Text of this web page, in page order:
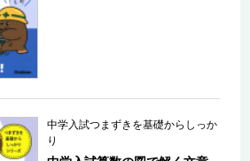
中学入試つまずきを基礎からしっか
り